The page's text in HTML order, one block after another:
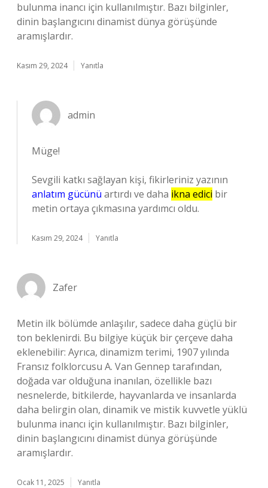
bulunma inancı için kullanılmıştır. Bazı bilginler,
dinin başlangıcını dinamist dünya görüşünde
aramışlardır.
Kasım 29, 2024 Yanıtla
admin
Müge!
Sevgili katkı sağlayan kişi, fikirleriniz yazının
anlatım gücünü artırdı ve daha ikna edici bir
metin ortaya çıkmasına yardımcı oldu.
Kasım 29, 2024 Yanıtla
Zafer
Metin ilk bölümde anlaşılır, sadece daha güçlü bir
ton beklenirdi. Bu bilgiye küçük bir çerçeve daha
eklenebilir: Ayrıca, dinamizm terimi, 1907 yılında
Fransız folklorcusu A. Van Gennep tarafından,
doğada var olduğuna inanılan, özellikle bazı
nesnelerde, bitkilerde, hayvanlarda ve insanlarda
daha belirgin olan, dinamik ve mistik kuvvetle yüklü
bulunma inancı için kullanılmıştır. Bazı bilginler,
dinin başlangıcını dinamist dünya görüşünde
aramışlardır.
Ocak 11, 2025 Yanıtla